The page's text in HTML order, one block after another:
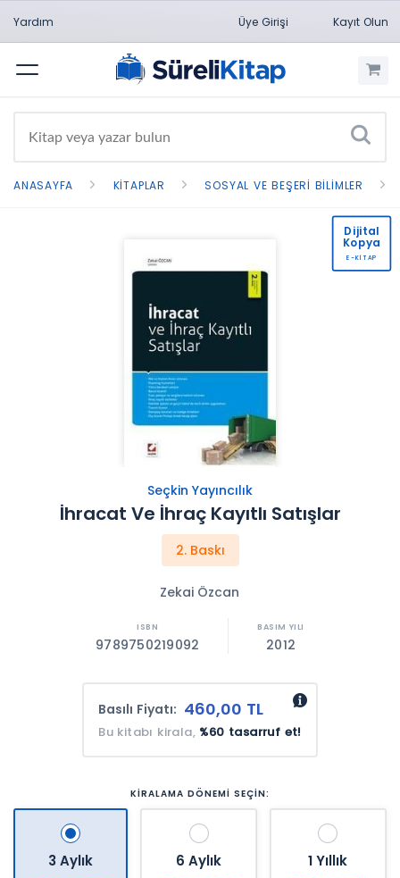
Yardım Üye Girişi Kayıt Olun
Menü
ANASAYFA KITAPLAR SOSYAL VE BEŞERI BILIMLER
Seçkin Yayıncılık
İhracat Ve İhraç Kayıtlı Satışlar
2. Baskı
Zekai Özcan
9789750219092 2012
Basılı Fiyatı: 460,00 TL
Bu kitabı kirala, %60 tasarruf et!
KİRALAMA DÖNEMİ SEÇİN:
3 Aylık 6 Aylık 1 Yıllık
Dijital
Kopya
E-KİTAP